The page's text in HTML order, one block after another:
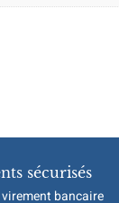
sécurisés
virement bancaire